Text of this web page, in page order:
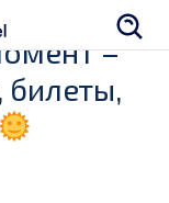
–
билеты,